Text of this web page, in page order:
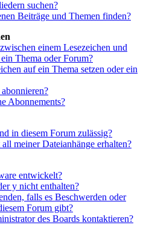
suchen?
Beiträge und Themen finden?
einem Lesezeichen und
Thema oder Forum?
auf ein Thema setzen oder ein
Abonnements?
in diesem Forum zulässig?
meiner Dateianhänge erhalten?
entwickelt?
y nicht enthalten?
falls es Beschwerden oder
Forum gibt?
des Boards kontaktieren?